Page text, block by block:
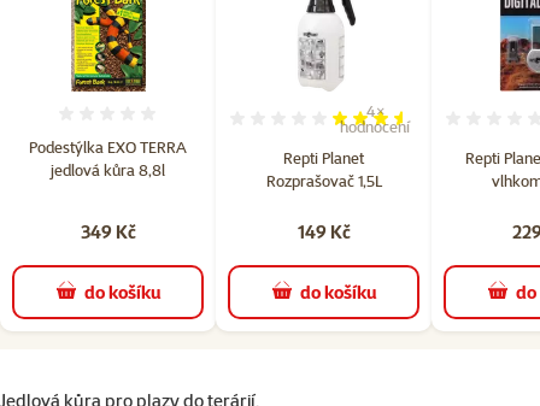
Podestýlka EXO TERRA
jedlová kůra 8,8l
349 Kč
do košíku
Repti Planet
Rozprašovač 1,5L
Hodnocení 70%, počet
4×
hodnocení
149 Kč
do košíku
Repti
superzoo.product.detail.content
Jedlová kůra pro plazy do terárií.